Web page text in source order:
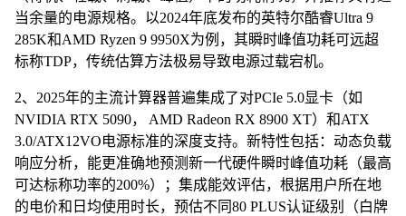
当余量的电源规格。以2024年底发布的英特尔酷睿Ultra 9
285K和AMD Ryzen 9 9950X为例，其瞬时峰值功耗可远超
标称TDP，传统估算方法极易导致电源过载宕机。
2、2025年的主流计算器普遍集成了对PCIe 5.0显卡（如
NVIDIA RTX 5090， AMD Radeon RX 8900 XT）和ATX
3.0/ATX12VO电源标准的深度支持。新特性包括：动态负载
响应分析，能更准确地预测新一代硬件瞬时峰值功耗（最高
可达标称功率的200%）；集成能效评估，根据用户所在地
的电价和日均使用时长，预估不同80 PLUS认证级别（白牌